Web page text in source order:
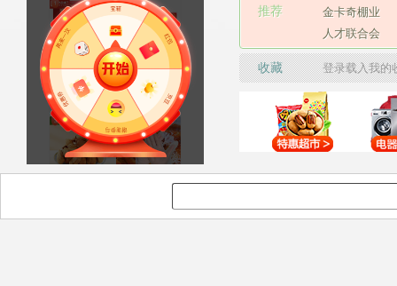
推荐
金卡奇棚业
人才联合会
收藏 登录载入我